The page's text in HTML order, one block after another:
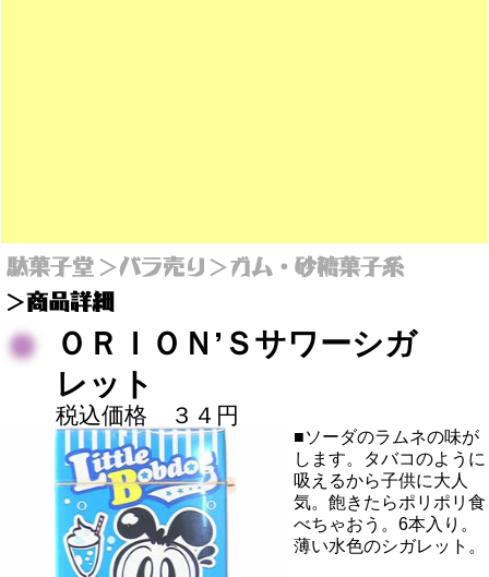
ＯＲＩＯＮ’Ｓサワーシガ
レット
税込価格 ３４円
■ソーダのラムネの味が
します。タバコのように
吸えるから子供に大人
気。飽きたらポリポリ食
べちゃおう。6本入り。
薄い水色のシガレット。